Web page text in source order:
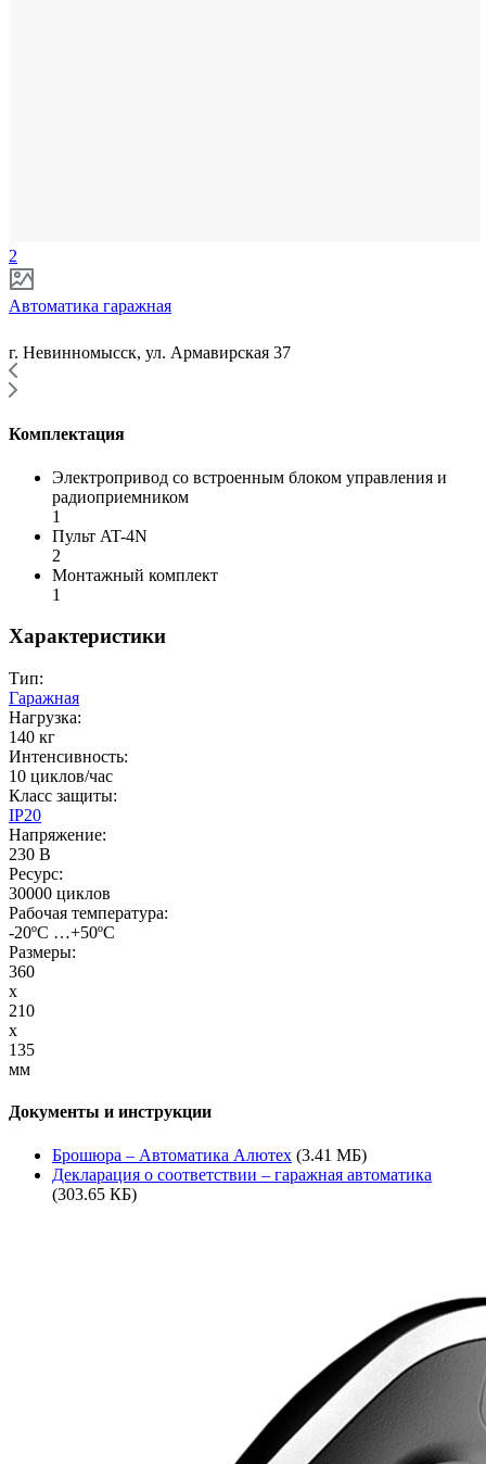
2
Автоматика гаражная
г. Невинномысск, ул. Армавирская 37
Комплектация
Электропривод со встроенным блоком управления и
радиоприемником
1
Пульт AT-4N
2
Монтажный комплект
1
Характеристики
Тип:
Гаражная
Нагрузка:
140 кг
Интенсивность:
10 циклов/час
Класс защиты:
IP20
Напряжение:
230 В
Ресурс:
30000 циклов
Рабочая температура:
-20ºС …+50ºС
Размеры:
360
x
210
x
135
мм
Документы и инструкции
Брошюра – Автоматика Алютех (3.41 МБ)
Декларация о соответствии – гаражная автоматика
(303.65 КБ)